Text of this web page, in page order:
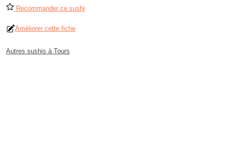
Recommander ce sushi
Améliorer cette fiche
Autres sushis à Tours